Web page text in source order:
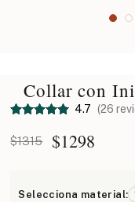
Collar con
4.7 (26
$1315 $1298
Selecciona material: